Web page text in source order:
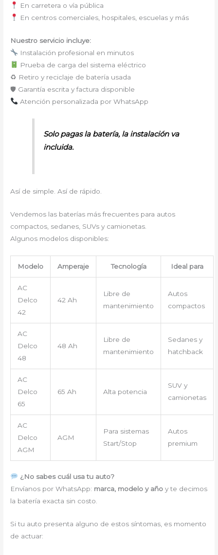
En carretera o vía pública
En centros comerciales, hospitales, escuelas y más
Nuestro servicio incluye:
Instalación profesional en minutos
Prueba de carga del sistema eléctrico
♻ Retiro y reciclaje de batería usada
🛡 Garantía escrita y factura disponible
Atención personalizada por WhatsApp
Solo pagas la batería, la instalación va
incluida.
Así de simple. Así de rápido.
Vendemos las baterías más frecuentes para autos
compactos, sedanes, SUVs y camionetas.
Algunos modelos disponibles:
Modelo Amperaje Tecnología Ideal para
AC
Delco
42
42 Ah
Libre de
mantenimiento
Autos
compactos
AC
Delco
48
48 Ah
Libre de
mantenimiento
Sedanes y
hatchback
AC
Delco
65
65 Ah Alta potencia
SUV y
camionetas
AC
Delco
AGM
AGM
Para sistemas
Start/Stop
Autos
premium
¿No sabes cuál usa tu auto?
Envíanos por WhatsApp: marca, modelo y año y te decimos
la batería exacta sin costo.
Si tu auto presenta alguno de estos síntomas, es momento
de actuar: